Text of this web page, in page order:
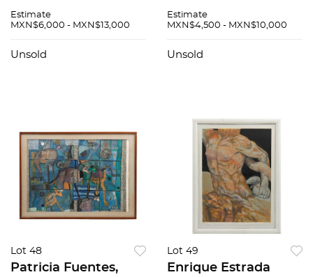
Trabajo de
firmado, 60 x 20 cm
Estimate
MXN$6,000 - MXN$13,000
Unsold
aplicaciones de hoja
90 cm
Estimate
MXN$4,500 - MXN$10,000
Unsold
Lot 48
Patricia Fuentes,
Lot 49
Enrique Estrada